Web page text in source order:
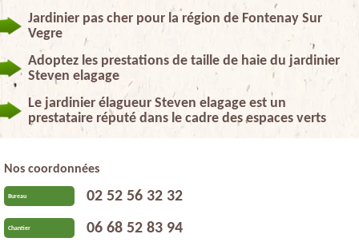
Jardinier pas cher pour la région de Fontenay Sur
Vegre
Adoptez les prestations de taille de haie du jardinier
Steven elagage
Le jardinier élagueur Steven elagage est un
prestataire réputé dans le cadre des espaces verts
Nos coordonnées
Bureau 02 52 56 32 32
Chantier 06 68 52 83 94